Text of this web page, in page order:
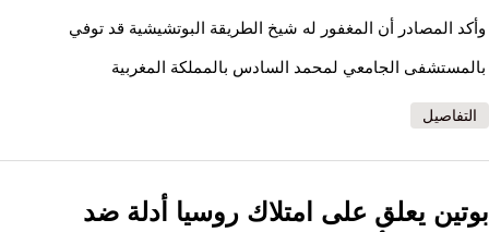
وأكد المصادر أن المغفور له شيخ الطريقة البوتشيشية قد توفي
بالمستشفى الجامعي لمحمد السادس بالمملكة المغربية
التفاصيل
بوتين يعلق على امتلاك روسيا أدلة ضد